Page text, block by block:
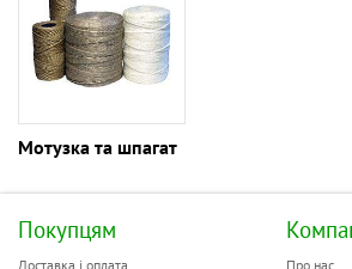
Мотузка та шпагат
Покупцям
Доставка і оплата Про нас